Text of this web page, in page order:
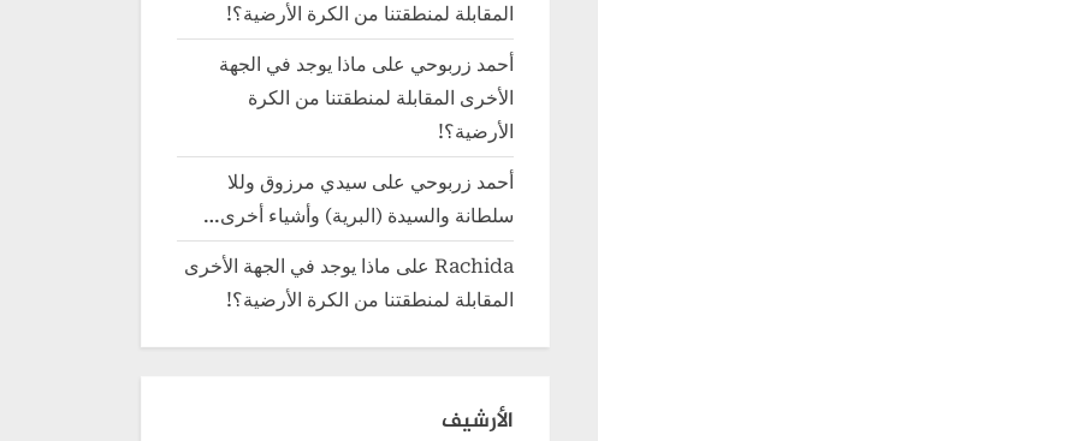
المقابلة لمنطقتنا من الكرة الأرضية؟!
أحمد زربوحي على ماذا يوجد في الجهة
الأخرى المقابلة لمنطقتنا من الكرة
الأرضية؟!
أحمد زربوحي على سيدي مرزوق وللا
سلطانة والسيدة (البرية) وأشياء أخرى…
Rachida على ماذا يوجد في الجهة الأخرى
المقابلة لمنطقتنا من الكرة الأرضية؟!
الأرشيف